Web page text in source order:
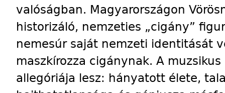
valóságban. Magyarországon
historizáló, nemzeties „cigány”
nemesúr saját nemzeti identitását
maszkírozza cigánynak. A
allegóriája lesz: hányatott élete,